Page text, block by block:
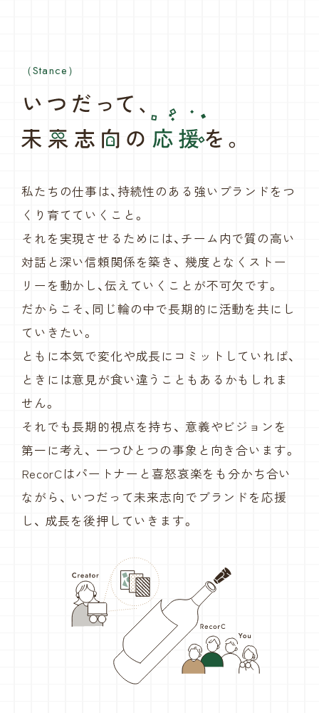
（Stance）
私たちの仕事は、持続性のある強いブランドをつ
くり 育てていくこと。
それを実現させるためには、 チーム内で質の高い
対話と深い信頼関係を築き、 幾度となくストー
リーを動かし、伝えていくことが不可欠です。
だからこそ、同じ輪の中で長期的に活動を共にし
ていきたい。
ともに本気で変化や成長にコミットしていれば、
ときには意見が食い違うこともあるかもしれま
せん。
それでも長期的視点を持ち、 意義やビジョンを
第一に考え、 一つひとつの事象と向き合います。
RecorCはパートナーと喜怒哀楽をも分かち合い
ながら、 いつだって未来志向でブランドを応援
し、 成長を後押していきます。